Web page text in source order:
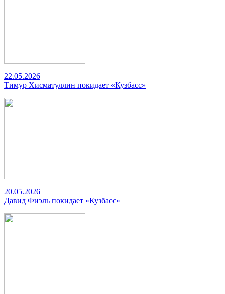
22.05.2026
Тимур Хисматуллин покидает «Кузбасс»
20.05.2026
Давид Фиэль покидает «Кузбасс»